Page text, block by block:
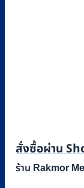
สั่งซื้อผ่าน
ร้าน Rakmor